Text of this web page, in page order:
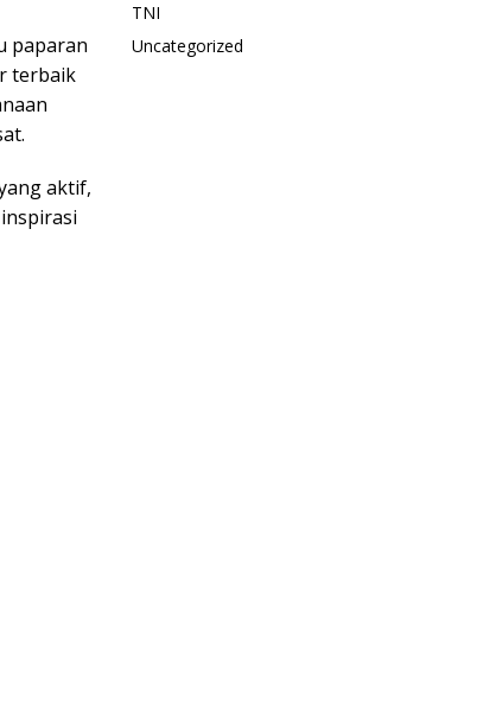
paparan
terbaik
aktif,
TNI
Uncategorized